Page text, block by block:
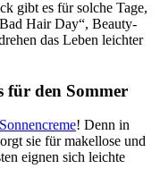
gibt es für solche Tage,
Hair Day“, Beauty-
das Leben leichter
für den Sommer
Sonnencreme! Denn in
sie für makellose und
eignen sich leichte